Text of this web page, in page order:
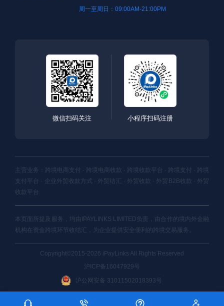
周一至周日：09:00AM-21:00PM
微信扫码关注 小程序扫码注册
主营业务：跨境电商支付 · 跨境电商收款 · 跨境收款平台 · 跨境支付 · 跨境
支付平台 · 企业外贸收款方式 · 外贸结汇 · 外贸收款 · 外贸B2B收款 · 外贸
收款平台
本页面所提及服务，均由IPAYLINKS LIMITED负责，由合作的境内外金融
机构在资金跨境环节收结汇，为企业提供安全便利的跨境交易服务。
Copyright©2015-2026 iPayLinks All Rights Reserved
沪ICP备16047929号
沪公网安备 31011502018393号